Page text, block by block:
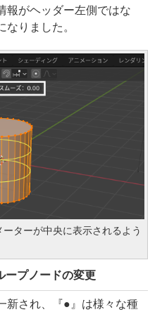
報がヘッダー左側ではな
なりました。
ターが中央に表示されるよう
ープノードの変更
され、『●』は様々な種